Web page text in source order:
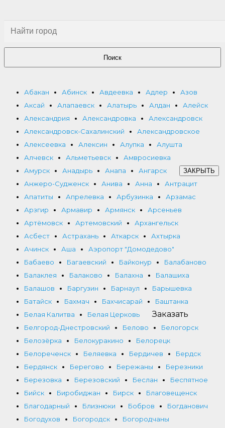
Поиск
Абакан Абинск Авдеевка Адлер
Азов
Аксай
Алапаевск Алатырь Алдан
Алейск
Александрия
Александровка
Александровск
Александровск-Сахалинский
Александровское
Алексеевка
Алексин Алупка
Алушта
Алчевск
Альметьевск
Амвросиевка
Амурск
Анадырь Анапа
Ангарск
Анжеро-Судженск
Анива Анна
Антрацит
Апатиты
Апрелевка Арбузинка
Арзамас
Арзгир
Армавир Армянск
Арсеньев
Артёмовск
Артемовский
Архангельск
Асбест
Астрахань Аткарск
Ахтырка
Ачинск
Аша
Аэропорт "Домодедово"
Бабаево
Багаевский Байконур
Балабаново
Балаклея
Балаково Балахна
Балашиха
Балашов
Баргузин Барнаул
Барышевка
Батайск
Бахмач Бахчисарай
Баштанка
Белая Калитва
Белая Церковь
Белгород-Днестровский
Белово
Белогорск
Белозёрка
Белокуракино
Белорецк
Белореченск
Беляевка Бердичев
Бердск
Бердянск
Берегово Бережаны
Березники
Березовка
Березовский Беслан
Беспятное
Бийск
Биробиджан Бирск
Благовещенск
Благодарный
Близнюки Бобров
Богданович
Богодухов
Богородск Богородчаны
ЗАКРЫТЬ
Заказать